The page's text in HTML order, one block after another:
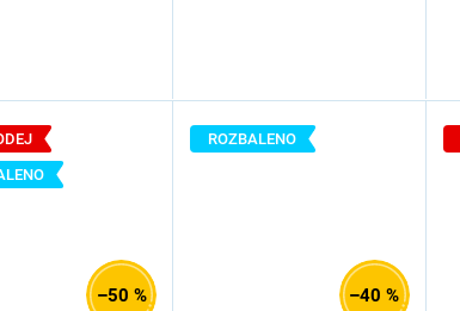
–50 %
ROZBALENO
–40 %